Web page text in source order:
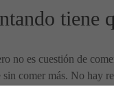
tiene
no es cuestión de
comer más. No hay